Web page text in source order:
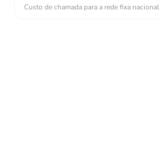
Custo de chamada para a rede fixa nacional